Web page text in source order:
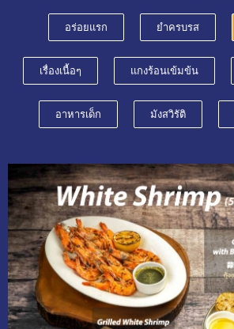
อร่อยแรก ยำครบรส
เรื่องเนื้อๆ แกงร้อนเข้มข้น
อาหารเด็ก มังสวิรัติ